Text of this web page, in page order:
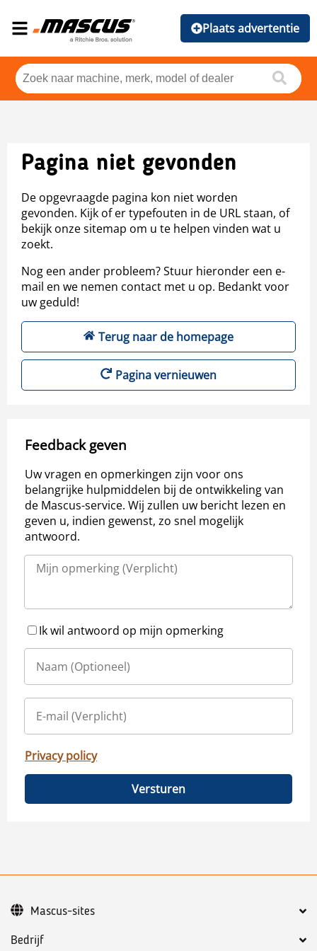
Plaats advertentie
Pagina niet gevonden
De opgevraagde pagina kon niet worden
gevonden. Kijk of er typefouten in de URL staan, of
bekijk onze sitemap om u te helpen vinden wat u
zoekt.
Nog een ander probleem? Stuur hieronder een e-
mail en we nemen contact met u op. Bedankt voor
uw geduld!
Terug naar de homepage
Pagina vernieuwen
Feedback geven
Uw vragen en opmerkingen zijn voor ons
belangrijke hulpmiddelen bij de ontwikkeling van
de Mascus-service. Wij zullen uw bericht lezen en
geven u, indien gewenst, zo snel mogelijk
antwoord.
Ik wil antwoord op mijn opmerking
Privacy policy
Versturen
Bedrijf
Mascus-sites